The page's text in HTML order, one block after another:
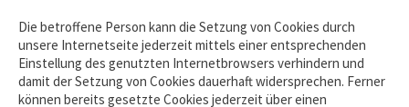
Die betroffene Person kann die Setzung von Cookies durch
unsere Internetseite jederzeit mittels einer entsprechenden
Einstellung des genutzten Internetbrowsers verhindern und
damit der Setzung von Cookies dauerhaft widersprechen. Ferner
können bereits gesetzte Cookies jederzeit über einen